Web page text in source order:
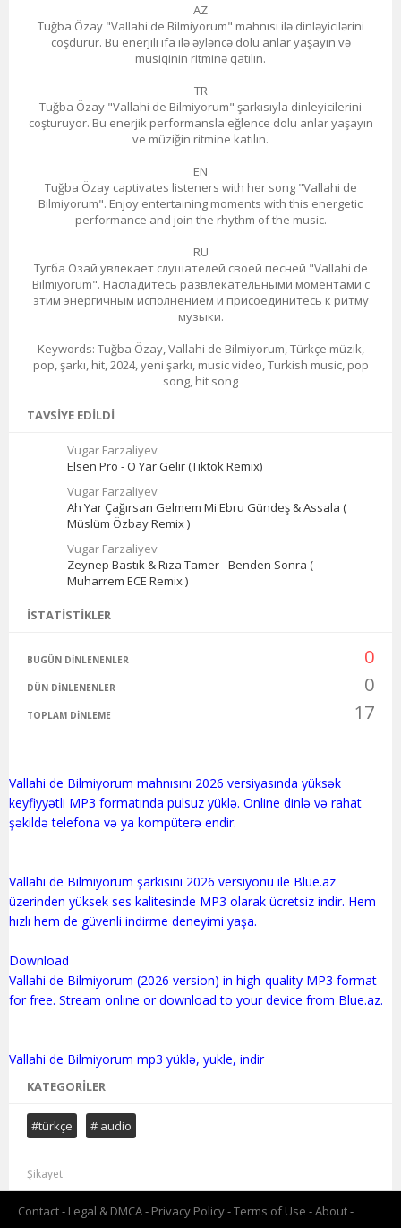
AZ
Tuğba Özay "Vallahi de Bilmiyorum" mahnısı ilə dinləyicilərini
coşdurur. Bu enerjili ifa ilə əyləncə dolu anlar yaşayın və
musiqinin ritminə qatılın.
TR
Tuğba Özay "Vallahi de Bilmiyorum" şarkısıyla dinleyicilerini
coşturuyor. Bu enerjik performansla eğlence dolu anlar yaşayın
ve müziğin ritmine katılın.
EN
Tuğba Özay captivates listeners with her song "Vallahi de
Bilmiyorum". Enjoy entertaining moments with this energetic
performance and join the rhythm of the music.
RU
Тугба Озай увлекает слушателей своей песней "Vallahi de
Bilmiyorum". Насладитесь развлекательными моментами с
этим энергичным исполнением и присоединитесь к ритму
музыки.
Keywords: Tuğba Özay, Vallahi de Bilmiyorum, Türkçe müzik,
pop, şarkı, hit, 2024, yeni şarkı, music video, Turkish music, pop
song, hit song
TAVSIYE EDILDI
Vugar Farzaliyev
Elsen Pro - O Yar Gelir (Tiktok Remix)
Vugar Farzaliyev
Ah Yar Çağırsan Gelmem Mi Ebru Gündeş & Assala (
Müslüm Özbay Remix )
Vugar Farzaliyev
Zeynep Bastık & Rıza Tamer - Benden Sonra (
Muharrem ECE Remix )
İSTATISTIKLER
BUGÜN DINLENENLER 0
DÜN DINLENENLER 0
TOPLAM DINLEME 17
Vallahi de Bilmiyorum mahnısını 2026 versiyasında yüksək
keyfiyyətli MP3 formatında pulsuz yüklə. Online dinlə və rahat
şəkildə telefona və ya kompüterə endir.
Vallahi de Bilmiyorum şarkısını 2026 versiyonu ile Blue.az
üzerinden yüksek ses kalitesinde MP3 olarak ücretsiz indir. Hem
hızlı hem de güvenli indirme deneyimi yaşa.
Download
Vallahi de Bilmiyorum (2026 version) in high-quality MP3 format
for free. Stream online or download to your device from Blue.az.
KATEGORILER
#türkçe # audio
Şikayet
Contact Legal & DMCA Privacy Policy Terms of Use
About